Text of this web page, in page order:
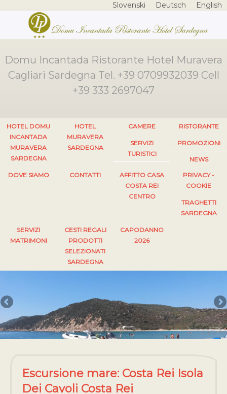
English
Deutsch
Slovenski
Domu Incantada Ristorante Hotel Muravera
Cagliari Sardegna Tel. +39 0709932039 Cell
+39 333 2697047
HOTEL DOMU
INCANTADA
MURAVERA
SARDEGNA
HOTEL
MURAVERA
SARDEGNA
CAMERE RISTORANTE
SERVIZI
TURISTICI
PROMOZIONI
NEWS
DOVE SIAMO CONTATTI
AFFITTO CASA
COSTA REI
CENTRO
PRIVACY -
COOKIE
TRAGHETTI
SARDEGNA
SERVIZI
MATRIMONI
CESTI REGALI
PRODOTTI
SELEZIONATI
SARDEGNA
CAPODANNO
2026
Escursione mare: Costa Rei Isola
Dei Cavoli Costa Rei